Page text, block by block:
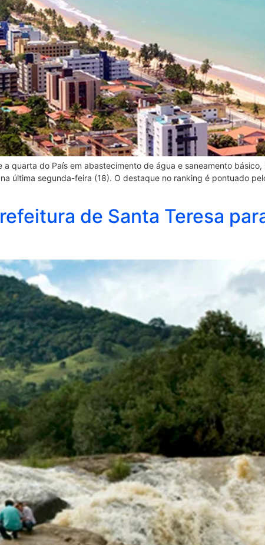
quarta do País em abastecimento de água e saneamento
última segunda-feira (18). O destaque no ranking é pontuado
de Santa Teresa